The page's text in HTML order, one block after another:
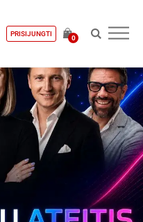
PRISIJUNGTI
0